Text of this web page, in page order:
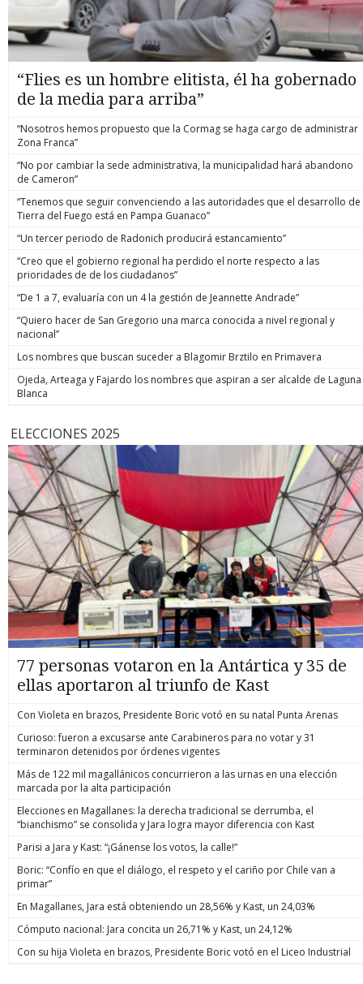
“Flies es un hombre elitista, él ha gobernado
de la media para arriba”
“Nosotros hemos propuesto que la Cormag se haga cargo de administrar
Zona Franca”
“No por cambiar la sede administrativa, la municipalidad hará abandono
de Cameron”
“Tenemos que seguir convenciendo a las autoridades que el desarrollo de
Tierra del Fuego está en Pampa Guanaco”
“Un tercer periodo de Radonich producirá estancamiento”
“Creo que el gobierno regional ha perdido el norte respecto a las
prioridades de de los ciudadanos”
“De 1 a 7, evaluaría con un 4 la gestión de Jeannette Andrade”
“Quiero hacer de San Gregorio una marca conocida a nivel regional y
nacional”
Los nombres que buscan suceder a Blagomir Brztilo en Primavera
Ojeda, Arteaga y Fajardo los nombres que aspiran a ser alcalde de Laguna
Blanca
ELECCIONES 2025
77 personas votaron en la Antártica y 35 de
ellas aportaron al triunfo de Kast
Con Violeta en brazos, Presidente Boric votó en su natal Punta Arenas
Curioso: fueron a excusarse ante Carabineros para no votar y 31
terminaron detenidos por órdenes vigentes
Más de 122 mil magallánicos concurrieron a las urnas en una elección
marcada por la alta participación
Elecciones en Magallanes: la derecha tradicional se derrumba, el
“bianchismo” se consolida y Jara logra mayor diferencia con Kast
Parisi a Jara y Kast: “¡Gánense los votos, la calle!”
Boric: “Confío en que el diálogo, el respeto y el cariño por Chile van a
primar”
En Magallanes, Jara está obteniendo un 28,56% y Kast, un 24,03%
Cómputo nacional: Jara concita un 26,71% y Kast, un 24,12%
Con su hija Violeta en brazos, Presidente Boric votó en el Liceo Industrial